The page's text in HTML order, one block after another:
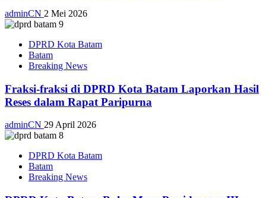
adminCN 2 Mei 2026
DPRD Kota Batam
Batam
Breaking News
Fraksi-fraksi di DPRD Kota Batam Laporkan Hasil
Reses dalam Rapat Paripurna
adminCN 29 April 2026
DPRD Kota Batam
Batam
Breaking News